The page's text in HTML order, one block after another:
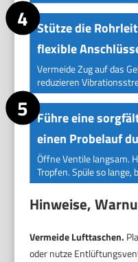
Stütze die
flexible
Vermeide Zug auf das
reduzieren
Führe eine
einen Probelauf
Öffne Ventile langsam.
Tropfen. Spüle so lange,
Hinweise,
Vermeide Lufttaschen.
oder nutze